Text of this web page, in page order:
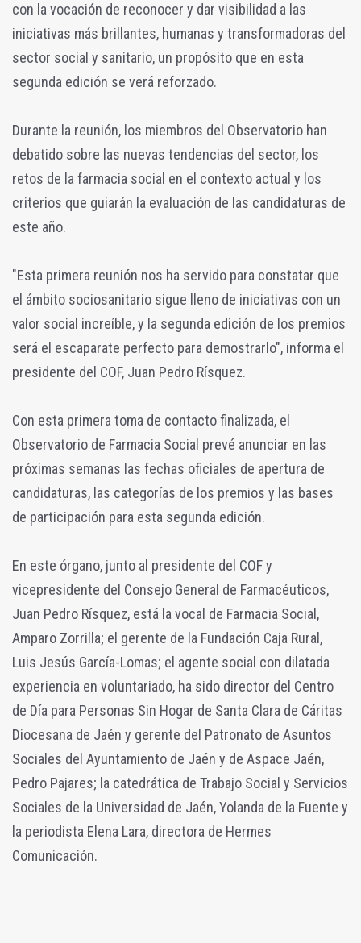
con la vocación de reconocer y dar visibilidad a las
iniciativas más brillantes, humanas y transformadoras del
sector social y sanitario, un propósito que en esta
segunda edición se verá reforzado.
Durante la reunión, los miembros del Observatorio han
debatido sobre las nuevas tendencias del sector, los
retos de la farmacia social en el contexto actual y los
criterios que guiarán la evaluación de las candidaturas de
este año.
"Esta primera reunión nos ha servido para constatar que
el ámbito sociosanitario sigue lleno de iniciativas con un
valor social increíble, y la segunda edición de los premios
será el escaparate perfecto para demostrarlo", informa el
presidente del COF, Juan Pedro Rísquez.
Con esta primera toma de contacto finalizada, el
Observatorio de Farmacia Social prevé anunciar en las
próximas semanas las fechas oficiales de apertura de
candidaturas, las categorías de los premios y las bases
de participación para esta segunda edición.
En este órgano, junto al presidente del COF y
vicepresidente del Consejo General de Farmacéuticos,
Juan Pedro Rísquez, está la vocal de Farmacia Social,
Amparo Zorrilla; el gerente de la Fundación Caja Rural,
Luis Jesús García-Lomas; el agente social con dilatada
experiencia en voluntariado, ha sido director del Centro
de Día para Personas Sin Hogar de Santa Clara de Cáritas
Diocesana de Jaén y gerente del Patronato de Asuntos
Sociales del Ayuntamiento de Jaén y de Aspace Jaén,
Pedro Pajares; la catedrática de Trabajo Social y Servicios
Sociales de la Universidad de Jaén, Yolanda de la Fuente y
la periodista Elena Lara, directora de Hermes
Comunicación.